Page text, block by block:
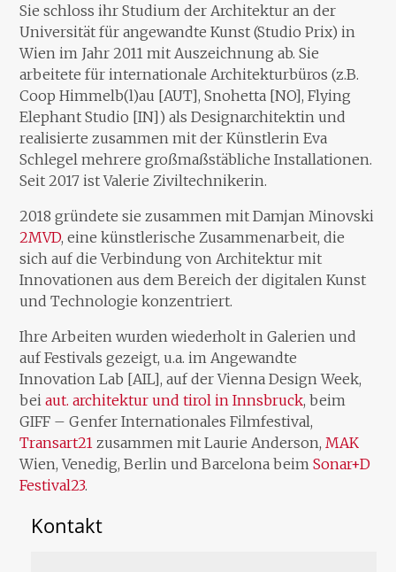
Sie schloss ihr Studium der Architektur an der
Universität für angewandte Kunst (Studio Prix) in
Wien im Jahr 2011 mit Auszeichnung ab. Sie
arbeitete für internationale Architekturbüros (z.B.
Coop Himmelb(l)au [AUT], Snohetta [NO], Flying
Elephant Studio [IN]) als Designarchitektin und
realisierte zusammen mit der Künstlerin Eva
Schlegel mehrere großmaßstäbliche Installationen.
Seit 2017 ist Valerie Ziviltechnikerin.
2018 gründete sie zusammen mit Damjan Minovski
2MVD, eine künstlerische Zusammenarbeit, die
sich auf die Verbindung von Architektur mit
Innovationen aus dem Bereich der digitalen Kunst
und Technologie konzentriert.
Ihre Arbeiten wurden wiederholt in Galerien und
auf Festivals gezeigt, u.a. im Angewandte
Innovation Lab [AIL], auf der Vienna Design Week,
beiaut. architektur und tirol in Innsbruck, beim
GIFF – Genfer Internationales Filmfestival,
Transart21 zusammen mit Laurie Anderson,MAK
Wien, Venedig, Berlin und Barcelona beimSonar+D
Festival23.
Kontakt